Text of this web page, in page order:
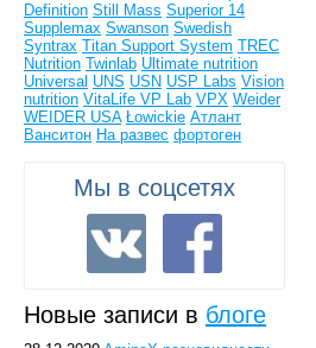
Definition Still Mass Superior 14
Supplemax Swanson Swedish
Syntrax Titan Support System TREC
Nutrition Twinlab Ultimate nutrition
Universal UNS USN USP Labs Vision
nutrition VitaLife VP Lab VPX Weider
WEIDER USA Łowickie Атлант
Ванситон На развес фортоген
Мы в соцсетях
Новые записи в блоге